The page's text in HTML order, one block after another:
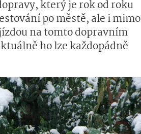
který je rok od roku
po městě, ale i mimo
na tomto dopravním
ho lze každopádně